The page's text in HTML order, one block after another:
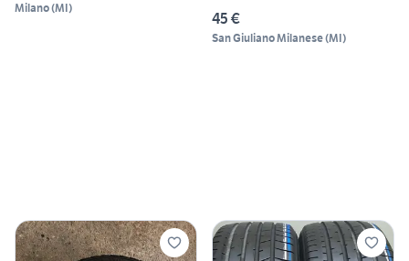
Milano(MI)
45 €
San Giuliano Milanese(MI)